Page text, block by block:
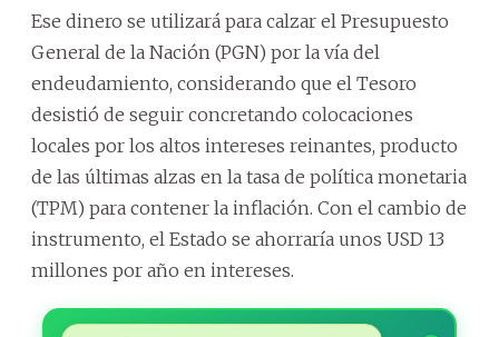
Ese dinero se utilizará para calzar el Presupuesto
General de la Nación (PGN) por la vía del
endeudamiento, considerando que el Tesoro
desistió de seguir concretando colocaciones
locales por los altos intereses reinantes, producto
de las últimas alzas en la tasa de política monetaria
(TPM) para contener la inflación. Con el cambio de
instrumento, el Estado se ahorraría unos USD 13
millones por año en intereses.